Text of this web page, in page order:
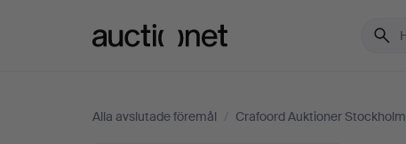
Alla avslutade föremål / Crafoord Auktioner Stockholm